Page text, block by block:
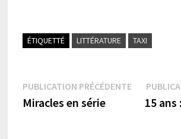
ÉTIQUETTÉ LITTÉRATURE TAXI
Navigation
de
PUBLICATION PRÉCÉDENTEPublication
Miracles en série
15 ans